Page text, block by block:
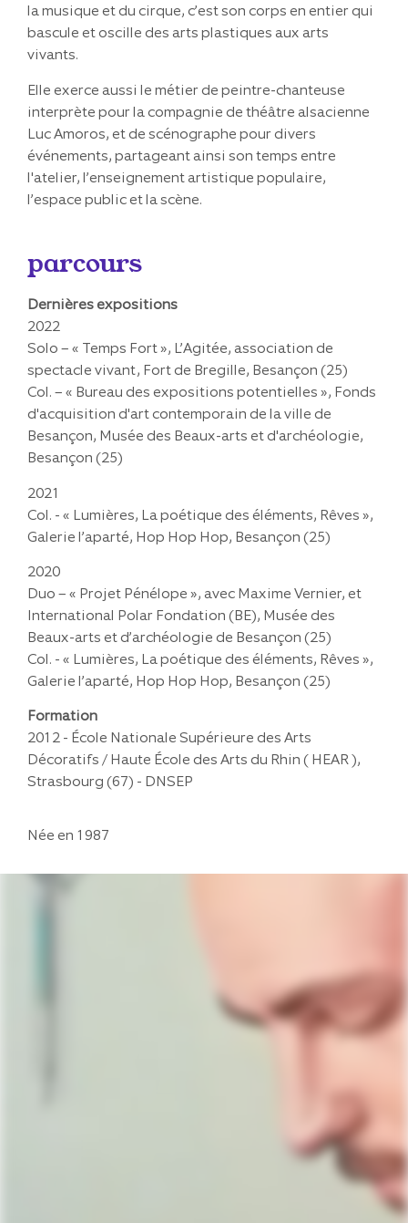
la musique et du cirque, c’est son corps en entier qui
bascule et oscille des arts plastiques aux arts
vivants.
Elle exerce aussi le métier de peintre-chanteuse
interprète pour la compagnie de théâtre alsacienne
Luc Amoros, et de scénographe pour divers
événements, partageant ainsi son temps entre
l'atelier, l’enseignement artistique populaire,
l’espace public et la scène.
parcours
Dernières expositions
2022
Solo – « Temps Fort », L’Agitée, association de
spectacle vivant, Fort de Bregille, Besançon (25)
Col. – « Bureau des expositions potentielles », Fonds
d'acquisition d'art contemporain de la ville de
Besançon, Musée des Beaux-arts et d'archéologie,
Besançon (25)
2021
Col. - « Lumières, La poétique des éléments, Rêves »,
Galerie l’aparté, Hop Hop Hop, Besançon (25)
2020
Duo – « Projet Pénélope », avec Maxime Vernier, et
International Polar Fondation (BE), Musée des
Beaux-arts et d’archéologie de Besançon (25)
Col. - « Lumières, La poétique des éléments, Rêves »,
Galerie l’aparté, Hop Hop Hop, Besançon (25)
Formation
2012 - École Nationale Supérieure des Arts
Décoratifs / Haute École des Arts du Rhin ( HEAR ),
Strasbourg (67) - DNSEP
Née en 1987